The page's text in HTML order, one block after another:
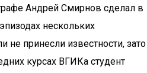
Андрей Смирнов сделал в
нескольких
не принесли известности, зато
курсах ВГИКа студент